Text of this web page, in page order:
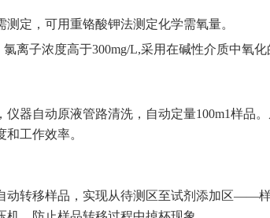
定，可用重铬酸钾法测定化学需氧量。
离子浓度高于300mg/L,采用在碱性介质中氧化
器自动原液管路清洗，自动定量100m1样品。
工作效率。
动转移样品，实现从待测区至试剂添加区——